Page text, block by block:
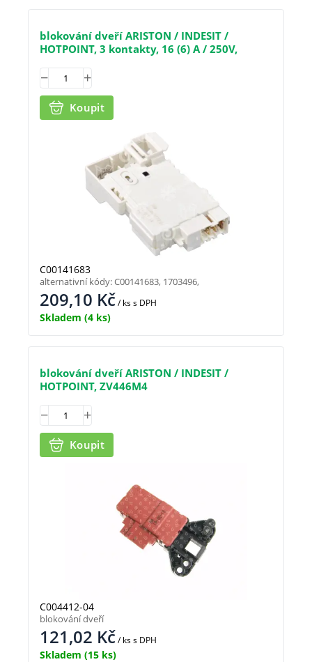
blokování dveří ARISTON / INDESIT /
HOTPOINT, 3 kontakty, 16 (6) A / 250V,
C00141683
209,10 Kč/ kss DPH
Skladem (4 ks)
Koupit
alternativní kódy: C00141683, 1703496,
blokování dveří ARISTON / INDESIT /
HOTPOINT, ZV446M4
C004412-04
121,02 Kč/ kss DPH
Skladem (15 ks)
Koupit
blokování dveří